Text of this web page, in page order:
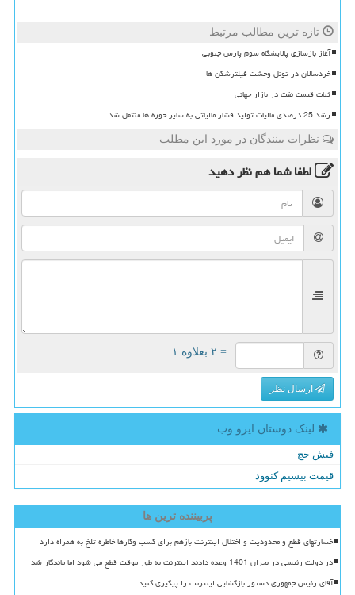
تازه ترین مطالب مرتبط
آغاز بازسازی پالایشگاه سوم پارس جنوبی
خردسالان در تونل وحشت فیلترشکن ها
ثبات قیمت نفت در بازار جهانی
رشد 25 درصدی مالیات تولید فشار مالیاتی به سایر حوزه ها منتقل شد
نظرات بینندگان در مورد این مطلب
لطفا شما همنظر دهید
= ۲ بعلاوه ۱
ارسال نظر
لینک دوستان ایزو وب
فیش حج
قیمت بیسیم کنوود
پربیننده ترین ها
خسارتهای قطع و محدودیت و اختلال اینترنت بازهم برای کسب وکارها خاطره تلخ به همراه دارد
در دولت رئیسی در بحران 1401 وعده دادند اینترنت به طور موقت قطع می شود اما ماندگار شد
آقای رئیس جمهوری دستور بازگشایی اینترنت را پیگیری کنید